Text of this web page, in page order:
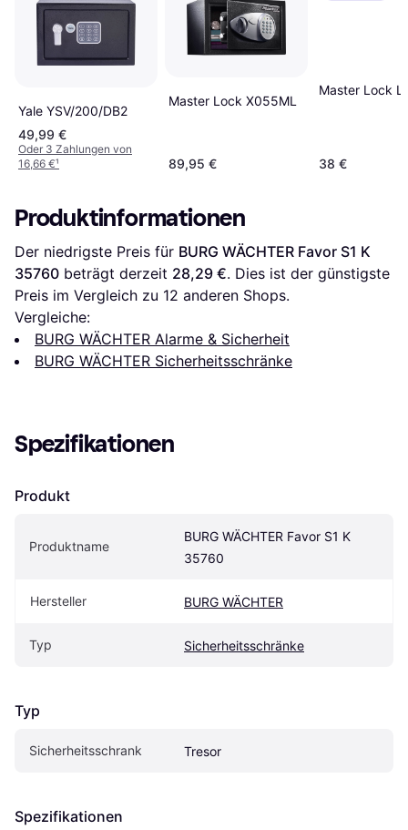
Yale YSV/200/DB2
49,99 €
Oder 3 Zahlungen von
16,66 €¹
Master Lock X055ML
89,95 €
Master Lock
38 €
Produktinformationen
Der niedrigste Preis für BURG WÄCHTER Favor S1 K
35760 beträgt derzeit 28,29 €. Dies ist der günstigste
Preis im Vergleich zu 12 anderen Shops.
Vergleiche:
BURG WÄCHTER Alarme & Sicherheit
BURG WÄCHTER Sicherheitsschränke
Spezifikationen
Produkt
Produktname
BURG WÄCHTER Favor S1 K
35760
Hersteller BURG WÄCHTER
Typ Sicherheitsschränke
Typ
Sicherheitsschrank Tresor
Spezifikationen